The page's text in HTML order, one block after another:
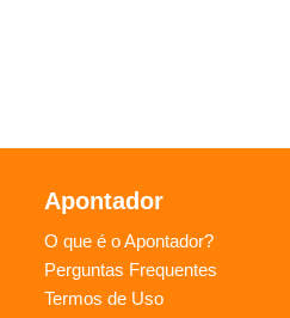
Apontador
O que é o Apontador?
Perguntas Frequentes
Termos de Uso